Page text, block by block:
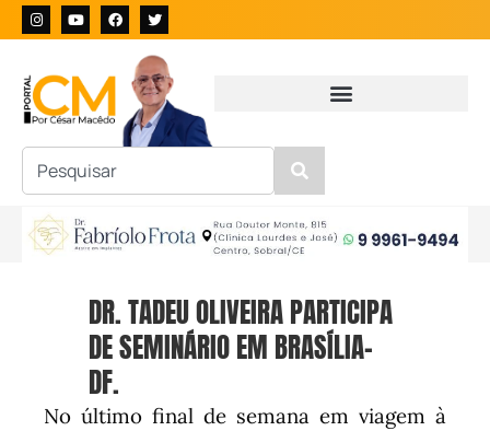
DR. TADEU OLIVEIRA PARTICIPA
DE SEMINÁRIO EM BRASÍLIA-
DF.
No último final de semana em viagem à